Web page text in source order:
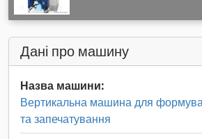
Дані про машину
Назва машини:
Вертикальна машина для
та запечатування